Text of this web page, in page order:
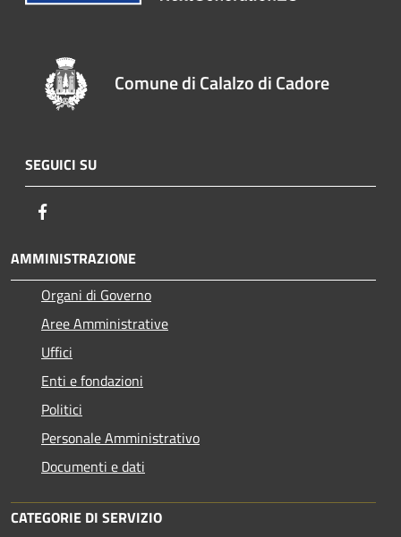
Comune di Calalzo di Cadore
SEGUICI SU
AMMINISTRAZIONE
Organi di Governo
Aree Amministrative
Uffici
Enti e fondazioni
Politici
Personale Amministrativo
Documenti e dati
CATEGORIE DI SERVIZIO